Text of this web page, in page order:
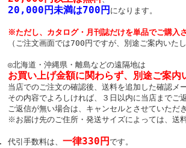
20,000円未満は700円 になります。
※ただし、カタログ・月刊誌だけを単品でご購入
（ご注文画面では700円ですが、別途ご案内いたし
◎北海道・沖縄県・離島などの遠隔地は
お買い上げ金額に関わらず、別途ご案内
当店でのご注文の確認後、送料を追加した確認メ
その内容でよろしければ、３日以内に当店までご
ご返信が無い場合は、キャンセルとさせていただき
※お届け先のご住所・発送サイズによっては、送
代引手数料は、 一律330円 です。